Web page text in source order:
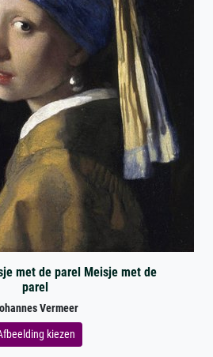
met de parel Meisje met de
parel
Vermeer
kiezen